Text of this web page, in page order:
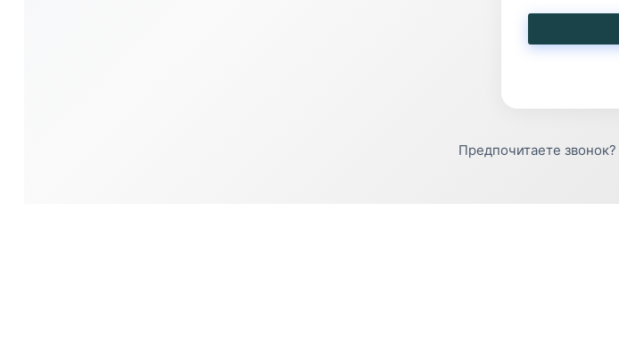
Предпочитаете звонок?